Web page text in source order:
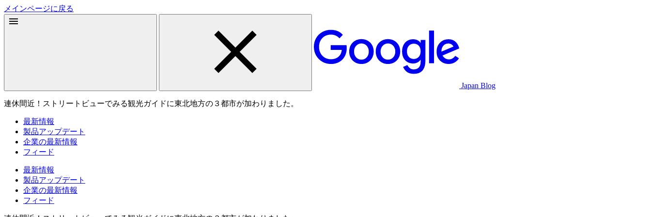
メインページに戻る
Japan Blog
連休間近！ストリートビューでみる観光ガイドに東北地方の３都市が加わりました。
最新情報
製品アップデート
企業の最新情報
フィード
最新情報
製品アップデート
企業の最新情報
フィード